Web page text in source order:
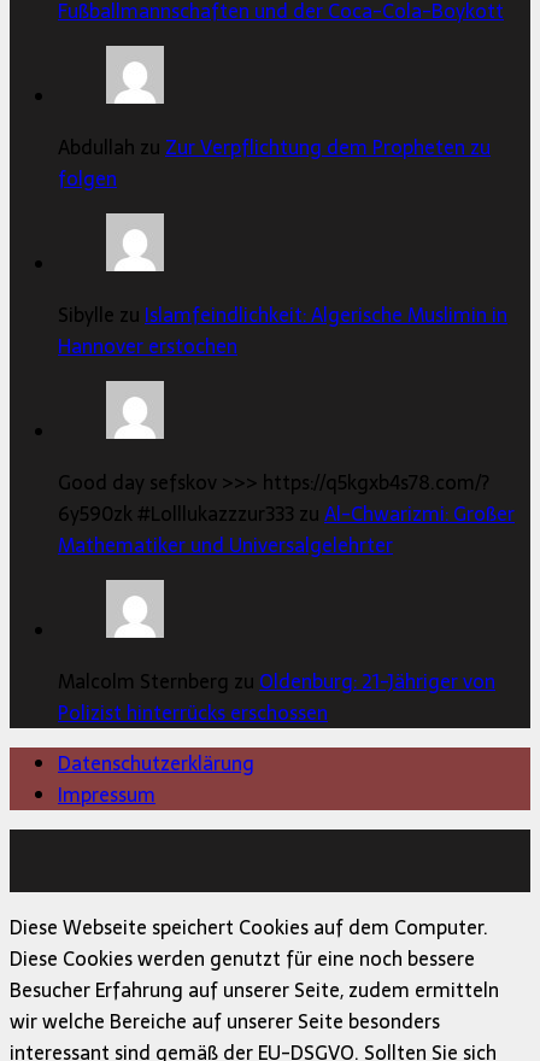
Fußballmannschaften und der Coca-Cola-Boykott
Abdullah zu Zur Verpflichtung dem Propheten zu
folgen
Sibylle zu Islamfeindlichkeit: Algerische Muslimin in
Hannover erstochen
Good day sefskov >>> https://q5kgxb4s78.com/?
6y590zk #Lolllukazzzur333 zuAl-Chwarizmi: Großer
Mathematiker und Universalgelehrter
Malcolm Sternberg zu Oldenburg: 21-Jähriger von
Polizist hinterrücks erschossen
Datenschutzerklärung
Impressum
Diese Webseite speichert Cookies auf dem Computer.
Diese Cookies werden genutzt für eine noch bessere
Besucher Erfahrung auf unserer Seite, zudem ermitteln
wir welche Bereiche auf unserer Seite besonders
interessant sind gemäß der EU-DSGVO. Sollten Sie sich